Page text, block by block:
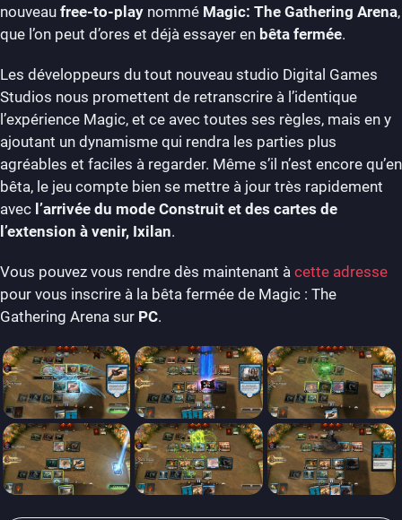
nouveau free-to-play nommé Magic: The Gathering Arena,
que l’on peut d’ores et déjà essayer en bêta fermée.
Les développeurs du tout nouveau studio Digital Games
Studios nous promettent de retranscrire à l’identique
l’expérience Magic, et ce avec toutes ses règles, mais en y
ajoutant un dynamisme qui rendra les parties plus
agréables et faciles à regarder. Même s’il n’est encore qu’en
bêta, le jeu compte bien se mettre à jour très rapidement
avec l’arrivée du mode Construit et des cartes de
l’extension à venir, Ixilan.
Vous pouvez vous rendre dès maintenant à cette adresse
pour vous inscrire à la bêta fermée de Magic : The
Gathering Arena sur PC.